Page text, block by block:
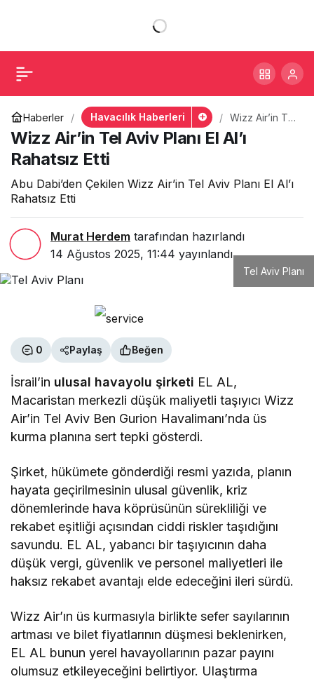
Haberler Havacılık Haberleri
Wizz Air’in Tel
Aviv Planı El
Al’ı Rahatsız
Wizz Air’in Tel Aviv Planı El Al’ı
Rahatsız Etti
Abu Dabi’den Çekilen Wizz Air’in Tel Aviv Planı El Al’ı
Rahatsız Etti
Murat Herdem tarafından hazırlandı
14 Ağustos 2025, 11:44 yayınlandı
Tel Aviv Planı
0 Paylaş Beğen
İsrail’in ulusal havayolu şirketi EL AL,
Macaristan merkezli düşük maliyetli taşıyıcı Wizz
Air’in Tel Aviv Ben Gurion Havalimanı’nda üs
kurma planına sert tepki gösterdi.
Şirket, hükümete gönderdiği resmi yazıda, planın
hayata geçirilmesinin ulusal güvenlik, kriz
dönemlerinde hava köprüsünün sürekliliği ve
rekabet eşitliği açısından ciddi riskler taşıdığını
savundu. EL AL, yabancı bir taşıyıcının daha
düşük vergi, güvenlik ve personel maliyetleri ile
haksız rekabet avantajı elde edeceğini ileri sürdü.
Wizz Air’ın üs kurmasıyla birlikte sefer sayılarının
artması ve bilet fiyatlarının düşmesi beklenirken,
EL AL bunun yerel havayollarının pazar payını
olumsuz etkileyeceğini belirtiyor. Ulaştırma